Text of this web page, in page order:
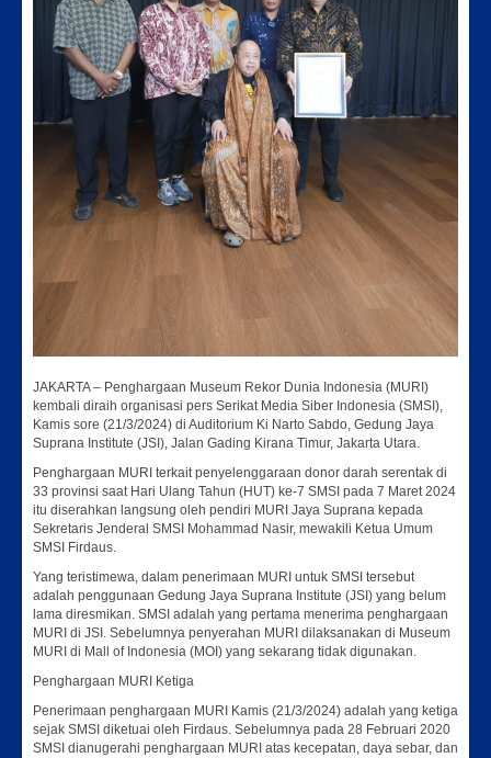
JAKARTA – Penghargaan Museum Rekor Dunia Indonesia (MURI)
kembali diraih organisasi pers Serikat Media Siber Indonesia (SMSI),
Kamis sore (21/3/2024) di Auditorium Ki Narto Sabdo, Gedung Jaya
Suprana Institute (JSI), Jalan Gading Kirana Timur, Jakarta Utara.
Penghargaan MURI terkait penyelenggaraan donor darah serentak di
33 provinsi saat Hari Ulang Tahun (HUT) ke-7 SMSI pada 7 Maret 2024
itu diserahkan langsung oleh pendiri MURI Jaya Suprana kepada
Sekretaris Jenderal SMSI Mohammad Nasir, mewakili Ketua Umum
SMSI Firdaus.
Yang teristimewa, dalam penerimaan MURI untuk SMSI tersebut
adalah penggunaan Gedung Jaya Suprana Institute (JSI) yang belum
lama diresmikan. SMSI adalah yang pertama menerima penghargaan
MURI di JSI. Sebelumnya penyerahan MURI dilaksanakan di Museum
MURI di Mall of Indonesia (MOI) yang sekarang tidak digunakan.
Penghargaan MURI Ketiga
Penerimaan penghargaan MURI Kamis (21/3/2024) adalah yang ketiga
sejak SMSI diketuai oleh Firdaus. Sebelumnya pada 28 Februari 2020
SMSI dianugerahi penghargaan MURI atas kecepatan, daya sebar, dan